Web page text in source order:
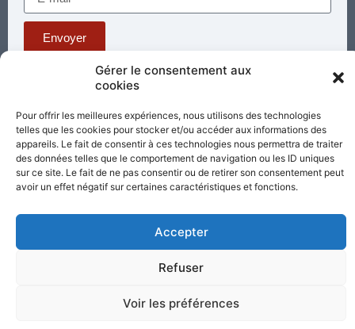
Gérer le consentement aux
cookies
Pour offrir les meilleures expériences, nous utilisons des technologies
telles que les cookies pour stocker et/ou accéder aux informations des
appareils. Le fait de consentir à ces technologies nous permettra de traiter
des données telles que le comportement de navigation ou les ID uniques
sur ce site. Le fait de ne pas consentir ou de retirer son consentement peut
avoir un effet négatif sur certaines caractéristiques et fonctions.
Accepter
Refuser
Voir les préférences
Envoyer
Téléphone : 03 85 81 56 00
standard@sacrecoeur-paray.org
Paray TV
Agenda Nous contacter
Nos
partenaires
Mentions
légales
Partagez cette page